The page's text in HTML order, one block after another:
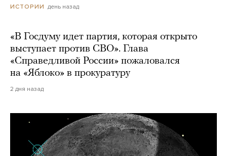
ИСТОРИИ день назад
«В Госдуму идет партия, которая открыто
выступает против СВО». Глава
«Справедливой России» пожаловался
на «Яблоко» в прокуратуру
2 дня назад